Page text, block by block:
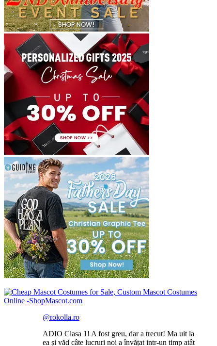
@rokolla.ro
ADIO Clasa 1! A fost greu, dar a trecut! Ma uit la
ea și văd câte lucruri noi a învățat intr-un timp atât